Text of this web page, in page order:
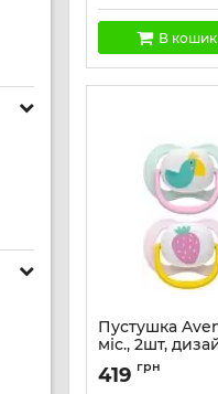
В кошик
Пустушка
міс., 2шт,
Артикул: SCF080/24
419 грн